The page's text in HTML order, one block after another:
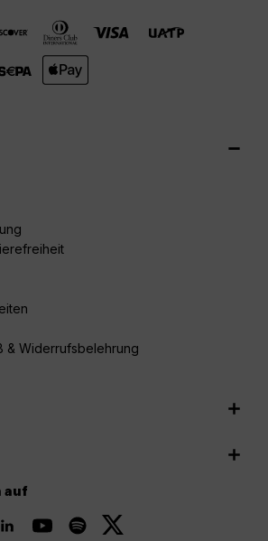
& Widerrufsbelehrung
auf